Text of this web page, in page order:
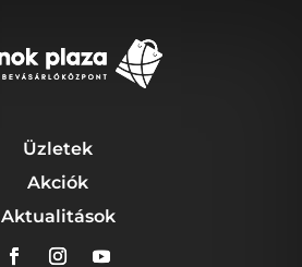
Üzletek
Akciók
Aktualitások